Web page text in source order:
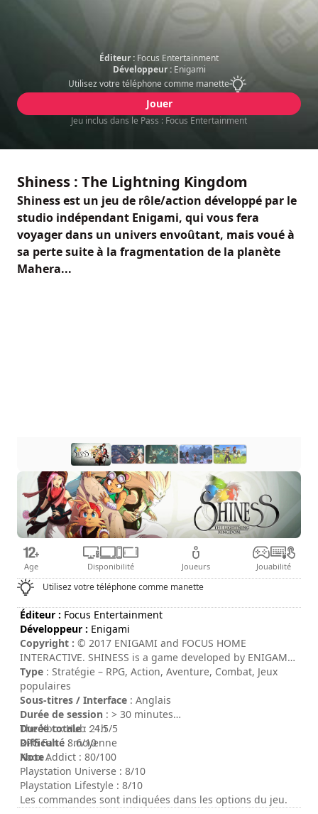
Éditeur : Focus Entertainment
Développeur : Enigami
Utilisez votre téléphone comme manette
Jouer
Jeu inclus dans le Pass : Focus Entertainment
Shiness : The Lightning Kingdom
Shiness est un jeu de rôle/action développé par le
studio indépendant Enigami, qui vous fera
voyager dans un univers envoûtant, mais voué à
sa perte suite à la fragmentation de la planète
Mahera...
Age Disponibilité Joueurs Jouabilité
Utilisez votre téléphone comme manette
Éditeur : Focus Entertainment
Développeur : Enigami
Copyright : © 2017 ENIGAMI and FOCUS HOME
INTERACTIVE. SHINESS is a game developed by ENIGAMI
and published by FOCUS HOME INTERACTIVE, based on
an original work of Samir REBIB. SHINESS and its logo are
trademarks or registered trademarks of ENIGAMI. FOCUS,
FOCUS HOME INTERACTIVE and its logos are trademarks
or registered trademarks of FOCUS HOME INTERACTIVE.
All other trademarks or registered trademarks belong to
their respective owners. All rights reserved.
Type : Stratégie – RPG, Action, Aventure, Combat, Jeux
populaires
Sous-titres / Interface : Anglais
Durée de session : > 30 minutes
Durée totale: 21h
Difficulté : moyenne
Note:
The Xbox Hub : 4.5/5
RPG Fan : 8.6/10
Xbox Addict : 80/100
Playstation Universe : 8/10
Playstation Lifestyle : 8/10
Les commandes sont indiquées dans les options du jeu.